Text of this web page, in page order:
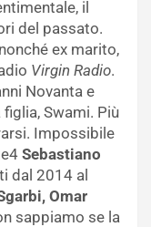
il
del passato.
nonché ex marito,
Virgin Radio.
Novanta e
Swami. Più
Impossibile
Sebastiano
dal 2014 al
Omar
sappiamo se la